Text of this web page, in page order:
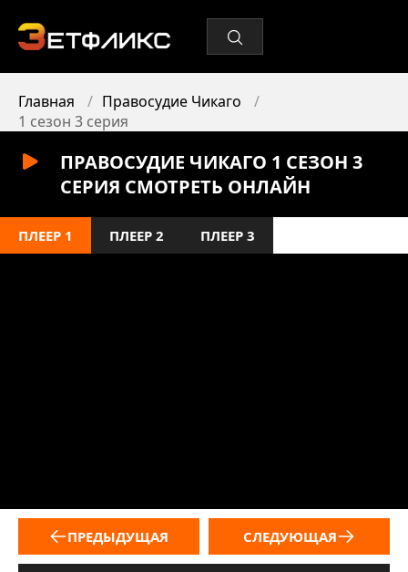
Главная
Правосудие Чикаго
1 сезон 3 серия
ПРАВОСУДИЕ ЧИКАГО 1 СЕЗОН 3
СЕРИЯ СМОТРЕТЬ ОНЛАЙН
ПЛЕЕР 1 ПЛЕЕР 2 ПЛЕЕР 3
ПРЕДЫДУЩАЯ СЛЕДУЮЩАЯ